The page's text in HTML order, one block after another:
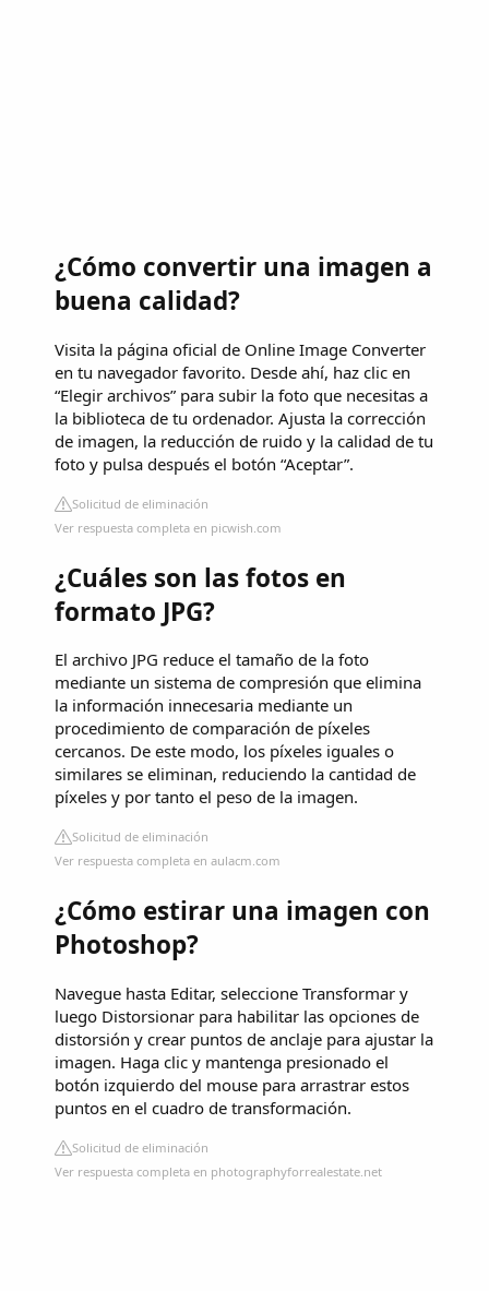
¿Cómo convertir una imagen a
buena calidad?
Visita la página oficial de Online Image Converter
en tu navegador favorito. Desde ahí, haz clic en
“Elegir archivos” para subir la foto que necesitas a
la biblioteca de tu ordenador. Ajusta la corrección
de imagen, la reducción de ruido y la calidad de tu
foto y pulsa después el botón “Aceptar”.
Solicitud de eliminación
Ver respuesta completa en picwish.com
¿Cuáles son las fotos en
formato JPG?
El archivo JPG reduce el tamaño de la foto
mediante un sistema de compresión que elimina
la información innecesaria mediante un
procedimiento de comparación de píxeles
cercanos. De este modo, los píxeles iguales o
similares se eliminan, reduciendo la cantidad de
píxeles y por tanto el peso de la imagen.
Solicitud de eliminación
Ver respuesta completa en aulacm.com
¿Cómo estirar una imagen con
Photoshop?
Navegue hasta Editar, seleccione Transformar y
luego Distorsionar para habilitar las opciones de
distorsión y crear puntos de anclaje para ajustar la
imagen. Haga clic y mantenga presionado el
botón izquierdo del mouse para arrastrar estos
puntos en el cuadro de transformación.
Solicitud de eliminación
Ver respuesta completa en photographyforrealestate.net